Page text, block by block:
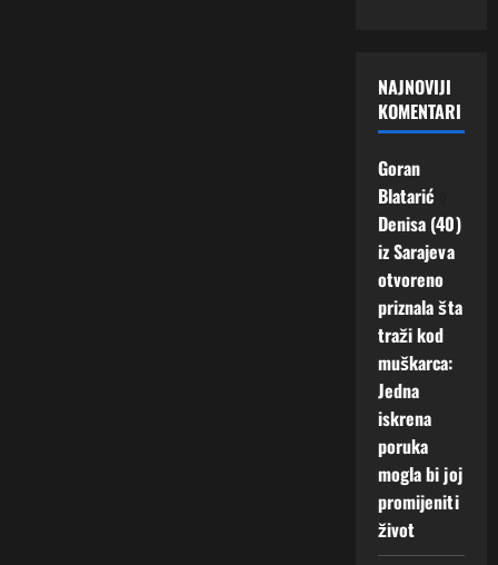
NAJNOVIJI
KOMENTARI
Goran
Blatarić
Denisa (40)
iz Sarajeva
otvoreno
priznala šta
traži kod
muškarca:
Jedna
iskrena
poruka
mogla bi joj
promijeniti
život